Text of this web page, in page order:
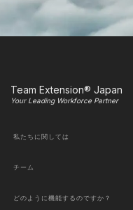
Team Extension® Japan
Your Leading Workforce Partner
私たちに関しては
チーム
どのように機能するのですか？